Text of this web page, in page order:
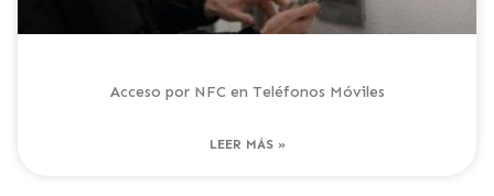
Acceso por NFC en Teléfonos Móviles
LEER MÁS »